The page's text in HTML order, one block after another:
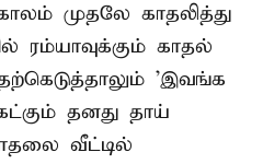
முதலே காதலித்து
ரம்யாவுக்கும் காதல்
'இவங்க
தனது தாய்
வீட்டில்